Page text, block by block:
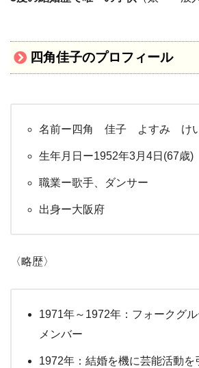
四角佳子のプロフィール
名前ー四角 佳子 よすみ けい
生年月日ー1952年3月4日(67歳)
職業ー歌手、ダンサー
出身ー大阪府
〈略歴〉
1971年～1972年：フォークグル
メンバー
1972年：結婚を機に芸能活動を